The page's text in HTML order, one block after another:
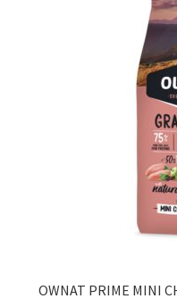
OWNAT PRIME MINI